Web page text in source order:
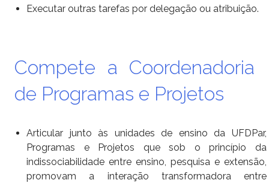
Executar outras tarefas por delegação ou atribuição.
Compete a Coordenadoria
de Programas e Projetos
Articular junto às unidades de ensino da UFDPar,
Programas e Projetos que sob o princípio da
indissociabilidade entre ensino, pesquisa e extensão,
promovam a interação transformadora entre